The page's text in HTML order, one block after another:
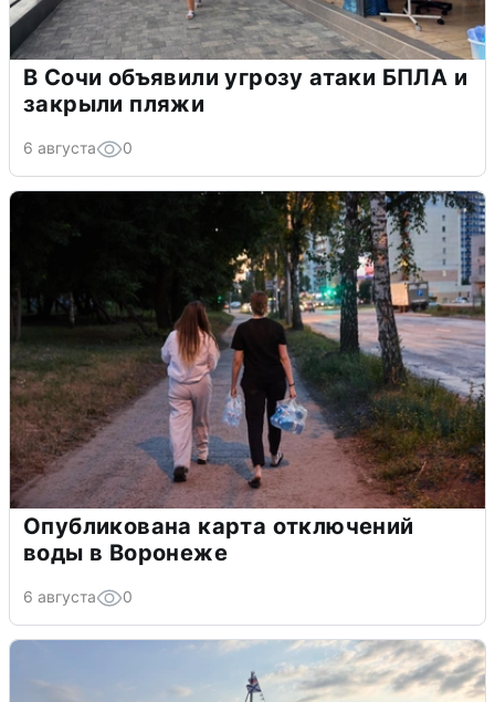
В Сочи объявили угрозу атаки БПЛА и
закрыли пляжи
6 августа 0
Опубликована карта отключений
воды в Воронеже
6 августа 0